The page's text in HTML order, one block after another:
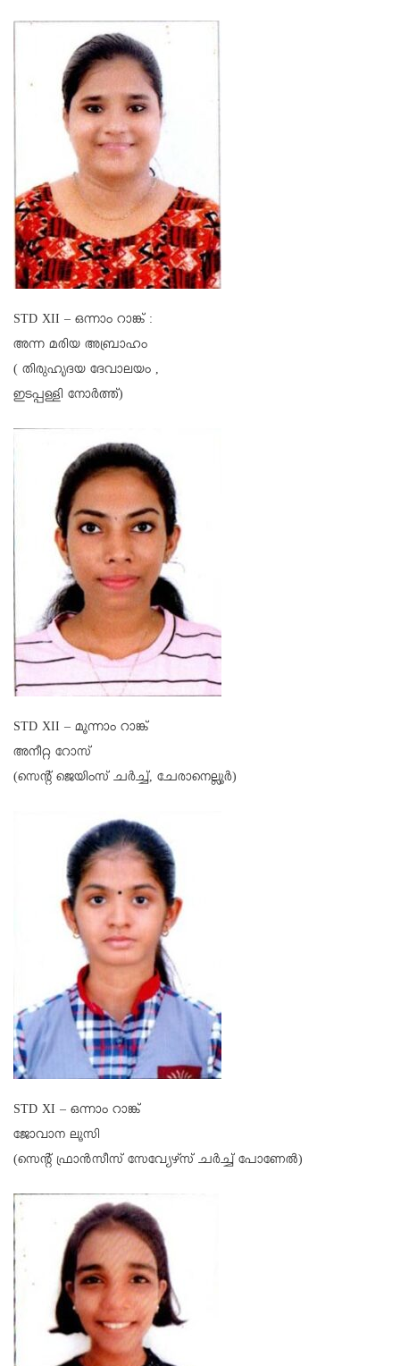
STD XII – ഒന്നാം റാങ്ക് :
അന്ന മരിയ അബ്രാഹം
( തിരുഹൃദയ ദേവാലയം ,
ഇടപ്പള്ളി നോര്‍ത്ത്)
STD XII – മൂന്നാം റാങ്ക്
അനീറ്റ റോസ്
(സെന്റ് ജെയിംസ് ചര്‍ച്ച്, ചേരാനെല്ലൂര്‍)
STD XI – ഒന്നാം റാങ്ക്
ജോവാന ലൂസി
(സെന്റ് ഫ്രാന്‍സീസ് സേവ്യേഴ്സ് ചര്‍ച്ച് പോണേല്‍)